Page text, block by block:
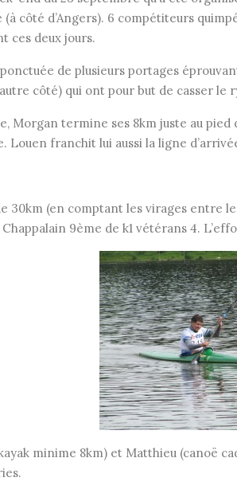
(à côté d’Angers). 6 compétiteurs
ces deux jours.
de plusieurs portages
côté) qui ont pour but de casser le
Morgan termine ses 8km juste au pied
Louen franchit lui aussi la ligne
30km (en comptant les virages entre
9ème de k1 vétérans 4.
minime 8km) et Matthieu (canoë